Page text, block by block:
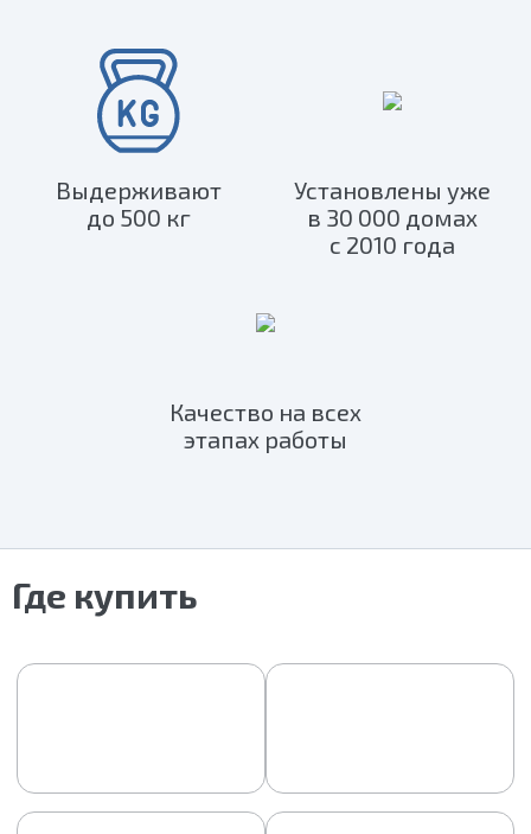
Выдерживают
до 500 кг
Установлены уже
в 30 000 домах
с 2010 года
Качество на всех
этапах работы
Где купить